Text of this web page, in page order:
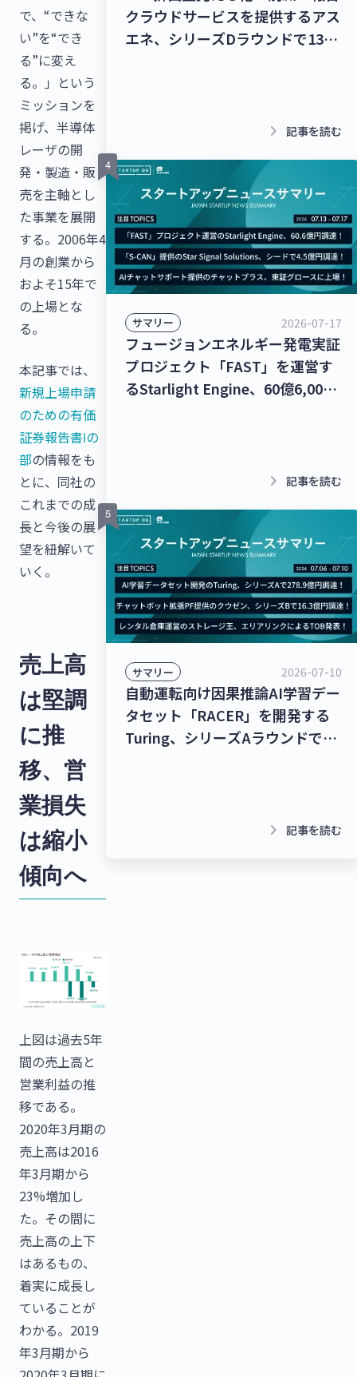
で、“できな
い”を“でき
る”に変え
る。」という
ミッションを
掲げ、半導体
レーザの開
発・製造・販
売を主軸とし
た事業を展開
する。2006年4
月の創業から
およそ15年で
の上場とな
る。
本記事では、
新規上場申請
のための有価
証券報告書Ⅰの
部の情報をも
とに、同社の
これまでの成
長と今後の展
望を紐解いて
いく。
売上高
は堅調
に推
移、営
業損失
は縮小
傾向へ
上図は過去5年
間の売上高と
営業利益の推
移である。
2020年3月期の
売上高は2016
年3月期から
23%増加し
た。その間に
売上高の上下
はあるもの、
着実に成長し
ていることが
わかる。2019
年3月期から
クラウドサービスを提供するアス
エネ、シリーズDラウンドで135
円を調達！【最新スタートアップ
keyboard_arrow_right 記事を読む
サマリー 2026-07-17
フュージョンエネルギー発電実証
プロジェクト「FAST」を運営す
るStarlight Engine、60億6,000
Solutions、シードラウンドで4億
トアップニュース】
keyboard_arrow_right 記事を読む
サマリー 2026-07-10
自動運転向け因果推論AI学習デー
タセット「RACER」を開発する
Turing、シリーズAラウンドで
ズBラウンドで16億3,000万円を
keyboard_arrow_right 記事を読む